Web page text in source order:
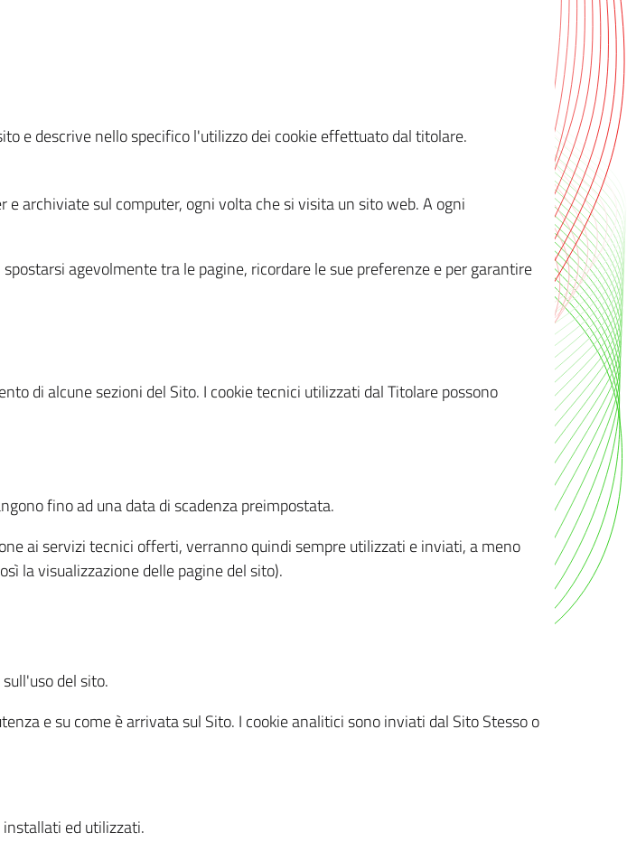
e descrive nello specifico l'utilizzo dei cookie effettuato dal titolare.
archiviate sul computer, ogni volta che si visita un sito web. A ogni
agevolmente tra le pagine, ricordare le sue preferenze e per garantire
di alcune sezioni del Sito. I cookie tecnici utilizzati dal Titolare possono
fino ad una data di scadenza preimpostata.
ai servizi tecnici offerti, verranno quindi sempre utilizzati e inviati, a meno
la visualizzazione delle pagine del sito).
del sito.
e su come è arrivata sul Sito. I cookie analitici sono inviati dal Sito Stesso o
ed utilizzati.